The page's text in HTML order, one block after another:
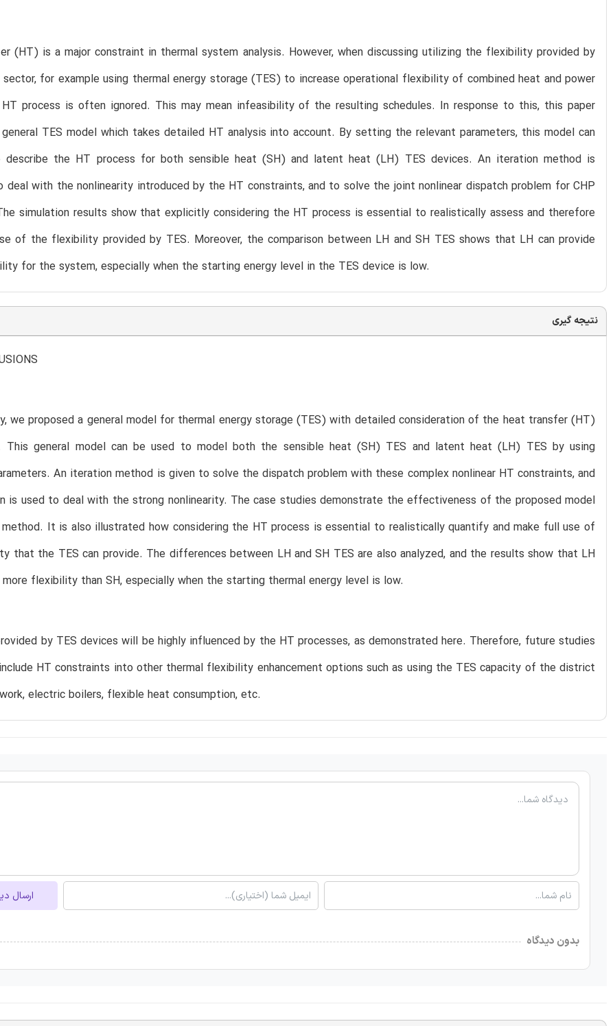
(HT) is a major constraint in thermal system analysis. However, when discussing utilizing the flexibility provided by
for example using thermal energy storage (TES) to increase operational flexibility of combined heat and power
process is often ignored. This may mean infeasibility of the resulting schedules. In response to this, this paper
TES model which takes detailed HT analysis into account. By setting the relevant parameters, this model can
the HT process for both sensible heat (SH) and latent heat (LH) TES devices. An iteration method is
deal with the nonlinearity introduced by the HT constraints, and to solve the joint nonlinear dispatch problem for CHP
simulation results show that explicitly considering the HT process is essential to realistically assess and therefore
of the flexibility provided by TES. Moreover, the comparison between LH and SH TES shows that LH can provide
for the system, especially when the starting energy level in the TES device is low.
نتیجه گیری
we proposed a general model for thermal energy storage (TES) with detailed consideration of the heat transfer (HT)
This general model can be used to model both the sensible heat (SH) TES and latent heat (LH) TES by using
An iteration method is given to solve the dispatch problem with these complex nonlinear HT constraints, and
is used to deal with the strong nonlinearity. The case studies demonstrate the effectiveness of the proposed model
method. It is also illustrated how considering the HT process is essential to realistically quantify and make full use of
that the TES can provide. The differences between LH and SH TES are also analyzed, and the results show that LH
more flexibility than SH, especially when the starting thermal energy level is low.
by TES devices will be highly influenced by the HT processes, as demonstrated here. Therefore, future studies
HT constraints into other thermal flexibility enhancement options such as using the TES capacity of the district
electric boilers, flexible heat consumption, etc.
ارسال
بدون دیدگاه